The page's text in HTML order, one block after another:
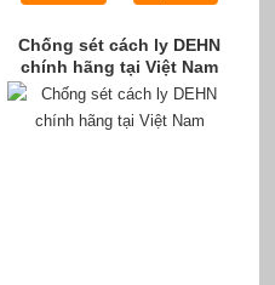
Chống sét cách ly DEHN
chính hãng tại Việt Nam